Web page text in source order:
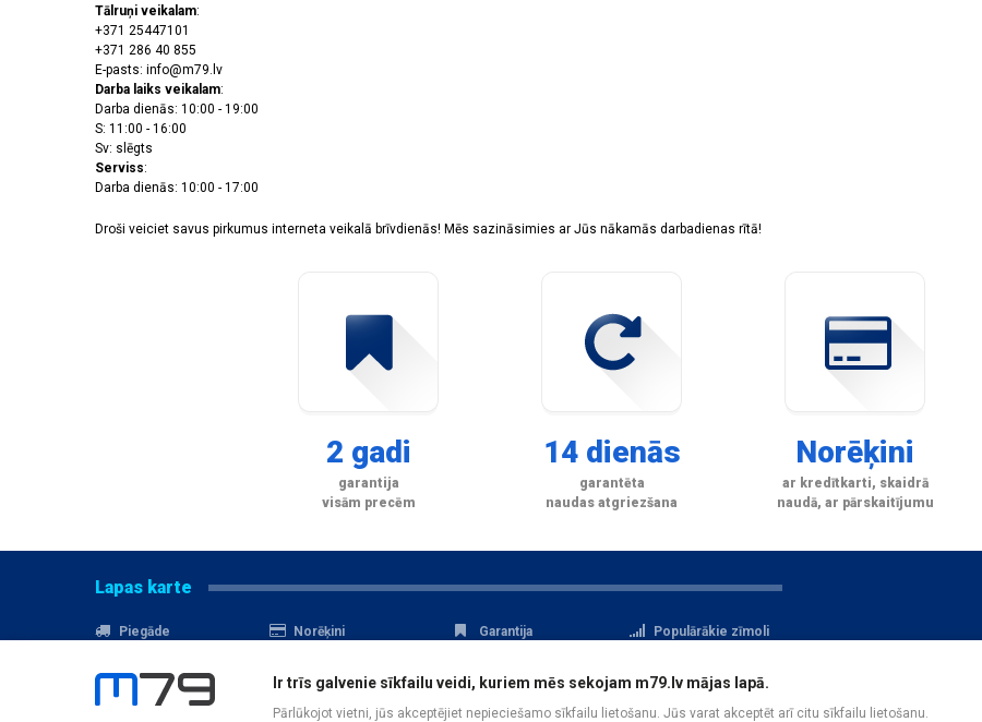
Tālruņi veikalam:
+371 25447101
+371 286 40 855
E-pasts: info@m79.lv
Darba laiks veikalam:
Darba dienās: 10:00 - 19:00
S: 11:00 - 16:00
Sv: slēgts
Serviss:
Darba dienās: 10:00 - 17:00
Droši veiciet savus pirkumus interneta veikalā brīvdienās! Mēs sazināsimies ar Jūs nākamās darbadienas rītā!
2 gadi
garantija
visām precēm
14 dienās
garantēta
naudas atgriezšana
Norēķini
ar kredītkarti, skaidrā
naudā, ar pārskaitījumu
Lapas karte
Piegāde
Norēķini
Akcijas
Serviss
Garantija
Populārākie zīmoli
Datu aizsardzība
Reģistrācija
Ir trīs galvenie sīkfailu veidi, kuriem mēs sekojam m79.lv mājas lapā.
Pārlūkojot vietni, jūs akceptējiet nepieciešamo sīkfailu lietošanu. Jūs varat akceptēt arī citu sīkfailu lietošanu.